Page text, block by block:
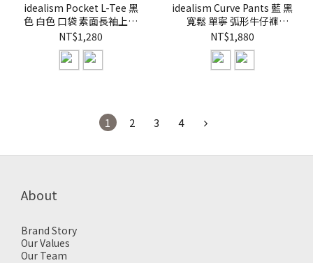
idealism Pocket L-Tee 黑
色 白色 口袋 素面長袖上衣
【ID25038】
NT$1,280
idealism Curve Pants 藍 黑
寬鬆 單寧 弧形牛仔褲
【ID25044】
NT$1,880
1 2 3 4
About
Brand Story
Our Values
Our Team